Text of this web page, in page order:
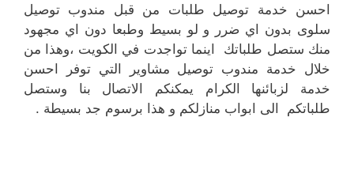
احسن خدمة توصيل طلبات من قبل مندوب توصيل
سلوى بدون اي ضرر و لو بسيط وطبعا دون اي مجهود
منك ستصل طلباتك اينما تواجدت في الكويت ،وهذا من
خلال خدمة مندوب توصيل مشاوير التي توفر احسن
خدمة لزبائنها الكرام يمكنكم الاتصال بنا وستصل
طلباتكم الى ابواب منازلكم و هذا برسوم جد بسيطة .